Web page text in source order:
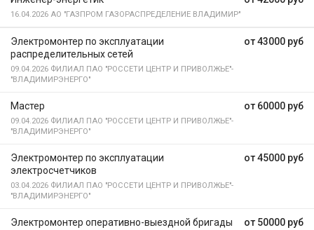
16.04.2026 АО "ГАЗПРОМ ГАЗОРАСПРЕДЕЛЕНИЕ ВЛАДИМИР"
от 43000 руб
Электромонтер по эксплуатации
распределительных сетей
09.04.2026 ФИЛИАЛ ПАО "РОССЕТИ ЦЕНТР И ПРИВОЛЖЬЕ"-
"ВЛАДИМИРЭНЕРГО"
от 60000 руб
Мастер
09.04.2026 ФИЛИАЛ ПАО "РОССЕТИ ЦЕНТР И ПРИВОЛЖЬЕ"-
"ВЛАДИМИРЭНЕРГО"
от 45000 руб
Электромонтер по эксплуатации
электросчетчиков
03.04.2026 ФИЛИАЛ ПАО "РОССЕТИ ЦЕНТР И ПРИВОЛЖЬЕ"-
"ВЛАДИМИРЭНЕРГО"
от 50000 руб
Электромонтер оперативно-выездной бригады